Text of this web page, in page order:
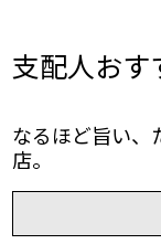
支配人おす
なるほど旨い、
店。